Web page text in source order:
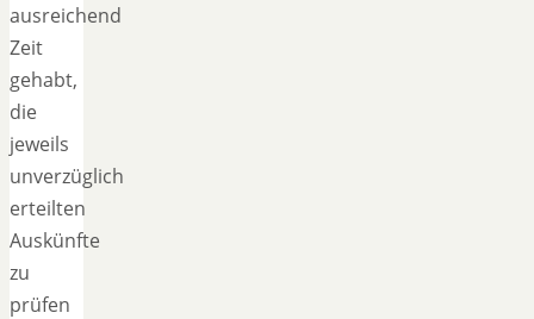
ausreichend
Zeit
gehabt,
die
jeweils
unverzüglich
erteilten
Auskünfte
zu
prüfen